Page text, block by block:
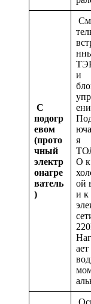
С
подогр
евом
(прото
чный
электр
онагре
ватель
)
и
я
О к
ой
и к
ает